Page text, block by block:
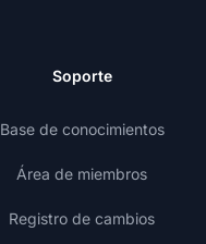
Soporte
Base de conocimientos
Área de miembros
Registro de cambios